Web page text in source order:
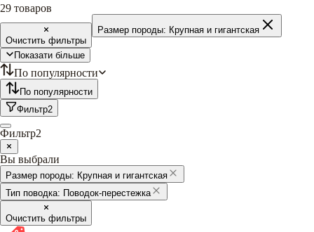
29 товаров
Очистить фильтры
Размер породы: Крупная и гигантская
Показати більше
По популярности
По популярности
Фильтр2
Фильтр2
Вы выбрали
Размер породы: Крупная и гигантская
Тип поводка: Поводок-перестежка
Очистить фильтры